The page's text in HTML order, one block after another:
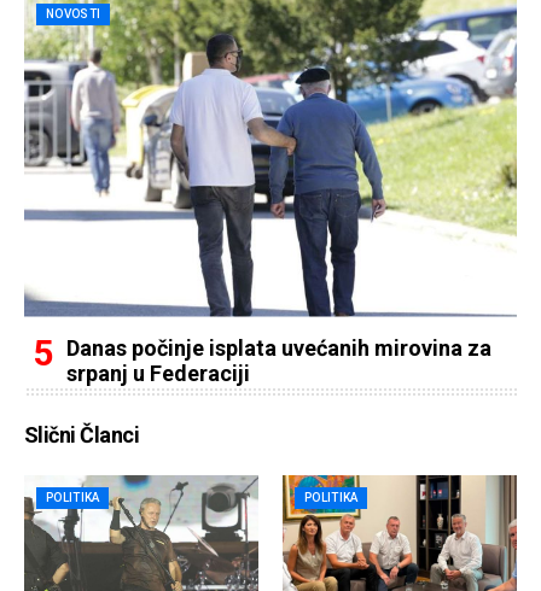
NOVOSTI
Danas počinje isplata uvećanih mirovina za
srpanj u Federaciji
Slični Članci
POLITIKA POLITIKA